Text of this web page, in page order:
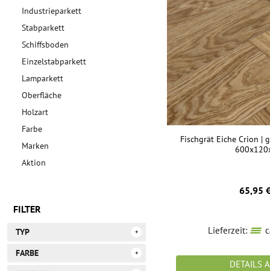
Industrieparkett
Stabparkett
Schiffsboden
Einzelstabparkett
Lamparkett
Oberfläche
Holzart
Farbe
Marken
Aktion
FILTER
TYP
Einzelstabparkett
FARBE
Fischgrät Eiche Crion |
65,95
Lieferzeit:
DETAILS